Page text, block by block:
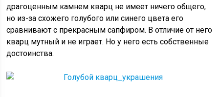
драгоценным камнем кварц не имеет ничего общего,
но из-за схожего голубого или синего цвета его
сравнивают с прекрасным сапфиром. В отличие от него
кварц мутный и не играет. Но у него есть собственные
достоинства.